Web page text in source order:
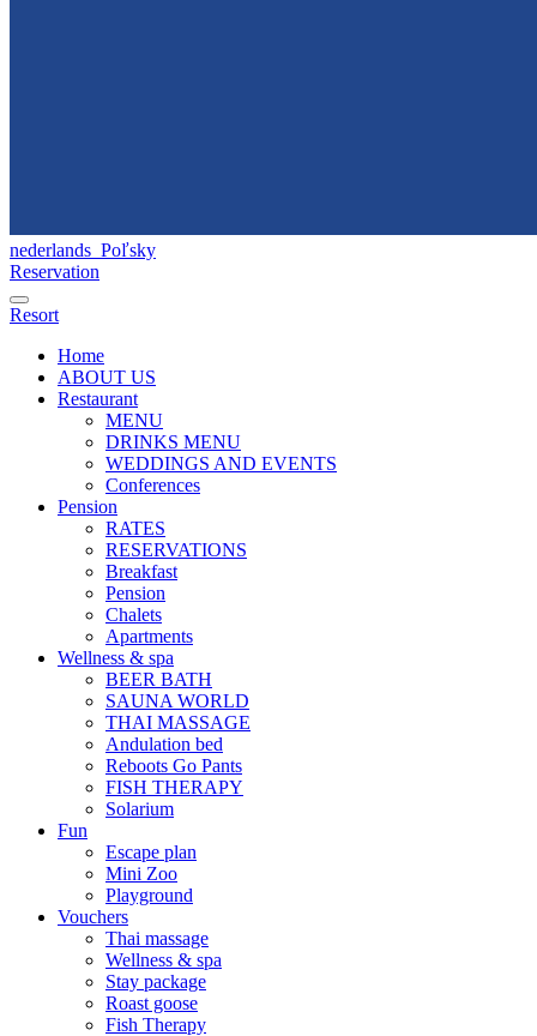
nederlands Poľsky
Reservation
Resort
Home
ABOUT US
Restaurant
MENU
DRINKS MENU
WEDDINGS AND EVENTS
Conferences
Pension
RATES
RESERVATIONS
Breakfast
Pension
Chalets
Apartments
Wellness & spa
BEER BATH
SAUNA WORLD
THAI MASSAGE
Andulation bed
Reboots Go Pants
FISH THERAPY
Solarium
Fun
Escape plan
Mini Zoo
Playground
Vouchers
Thai massage
Wellness & spa
Stay package
Roast goose
Fish Therapy